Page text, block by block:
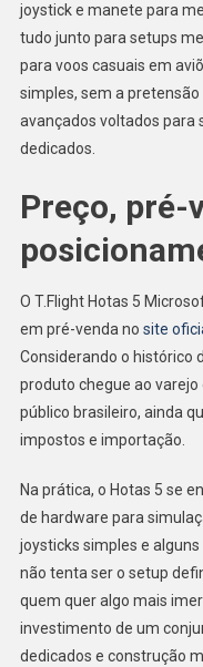
joystick e manete para
tudo junto para setups
para voos casuais em
simples, sem a
avançados voltados para
dedicados.
Preço, pré-
O T.Flight Hotas 5
em pré-venda no site
Considerando o histórico
produto chegue ao
público brasileiro, ainda
impostos e importação.
Na prática, o Hotas 5 se
de hardware para
joysticks simples e
não tenta ser o setup
quem quer algo mais
investimento de um
dedicados e construção